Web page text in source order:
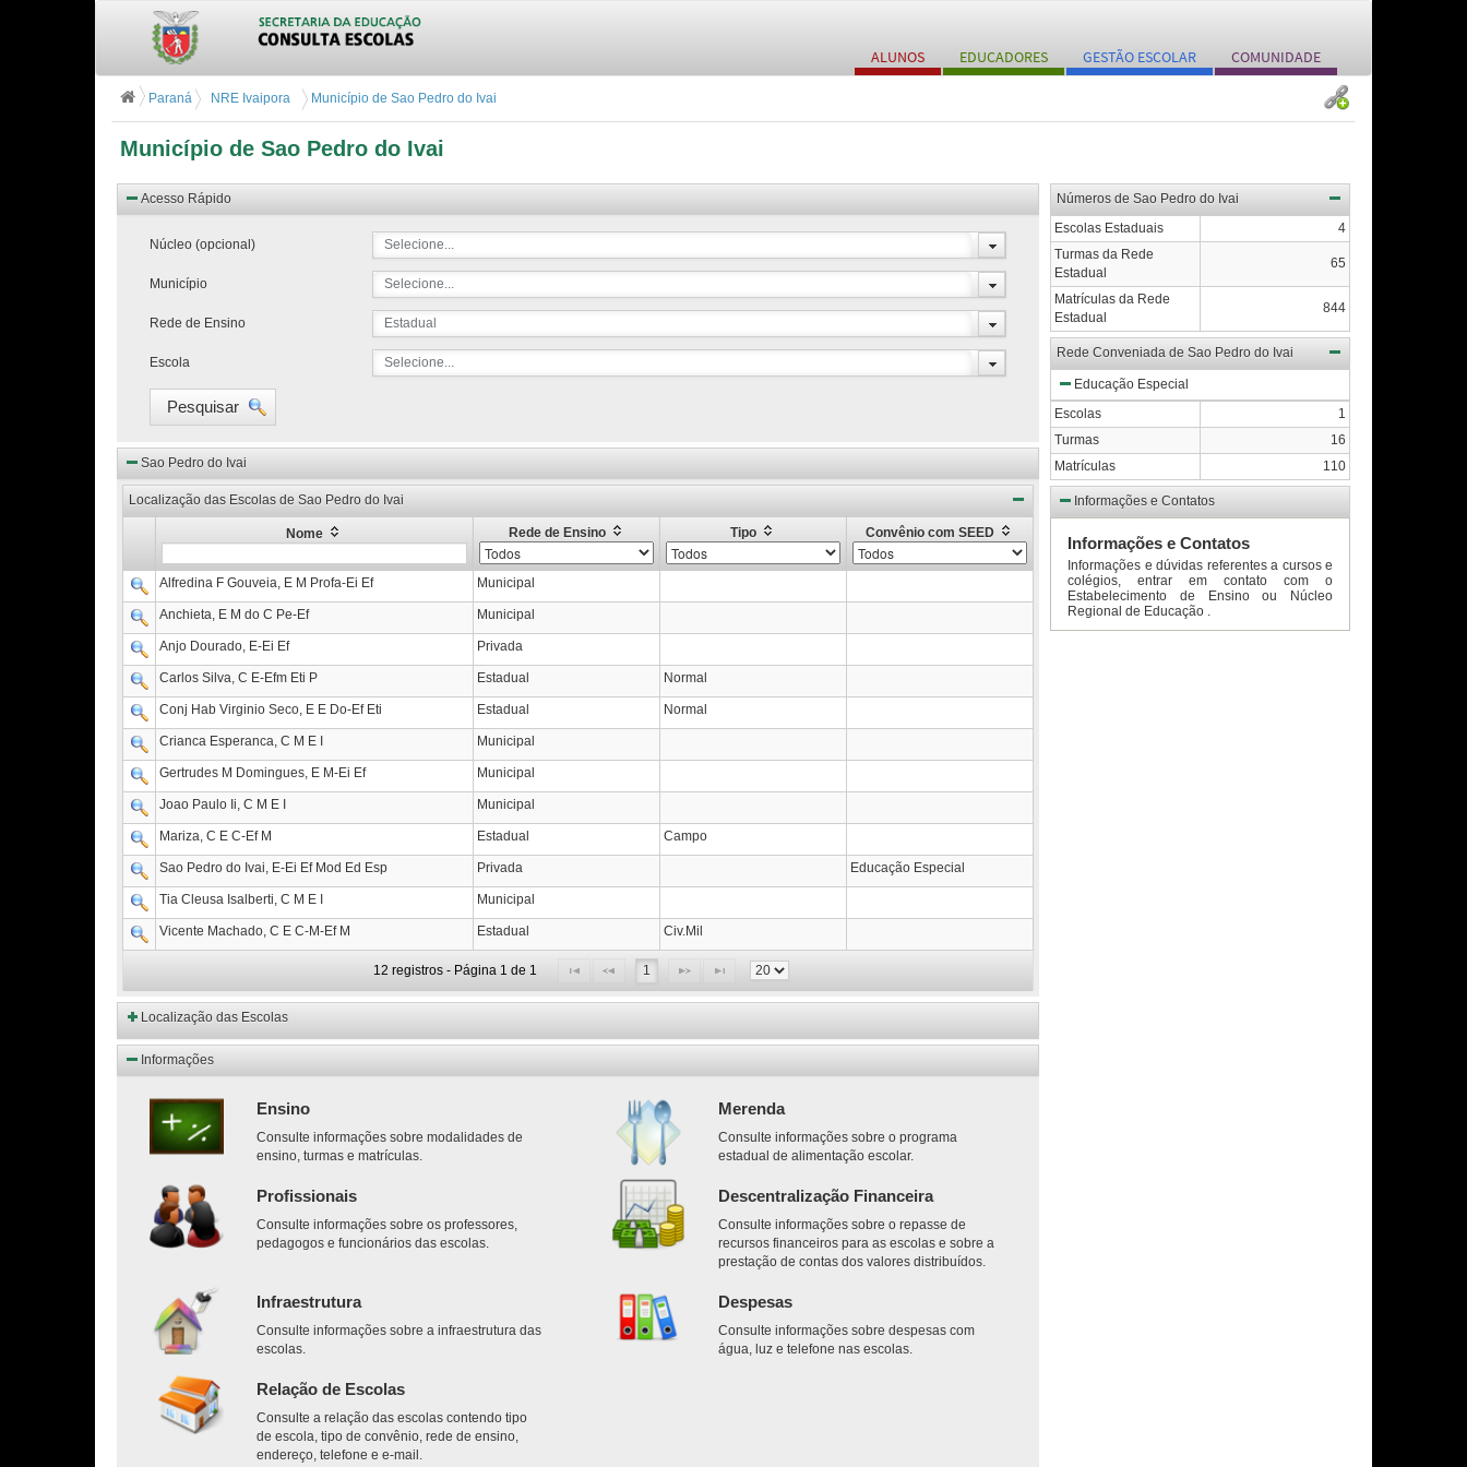
ALUNOS EDUCADORES GESTÃO ESCOLAR COMUNIDADE
Município de Sao Pedro do Ivai
Paraná NRE Ivaipora Município de Sao Pedro do Ivai
Acesso Rápido
Núcleo (opcional) Selecione...
Município Selecione...
Rede de Ensino Estadual
Escola Selecione...
Pesquisar
Sao Pedro do Ivai
Localização das Escolas de Sao Pedro do Ivai
Nome Rede de Ensino Tipo Convênio com SEED
Alfredina F Gouveia, E M Profa-Ei Ef Municipal
Anchieta, E M do C Pe-Ef Municipal
Anjo Dourado, E-Ei Ef Privada
Carlos Silva, C E-Efm Eti P Estadual Normal
Conj Hab Virginio Seco, E E Do-Ef Eti Estadual Normal
Crianca Esperanca, C M E I Municipal
Gertrudes M Domingues, E M-Ei Ef Municipal
Joao Paulo Ii, C M E I Municipal
Mariza, C E C-Ef M Estadual Campo
Sao Pedro do Ivai, E-Ei Ef Mod Ed Esp Privada Educação Especial
Tia Cleusa Isalberti, C M E I Municipal
Vicente Machado, C E C-M-Ef M Estadual Civ.Mil
12 registros - Página 1 de 1 1
Localização das Escolas
Informações
Ensino
Consulte informações sobre modalidades de
ensino, turmas e matrículas.
Merenda
Consulte informações sobre o programa
estadual de alimentação escolar.
Profissionais
Consulte informações sobre os professores,
pedagogos e funcionários das escolas.
Descentralização Financeira
Consulte informações sobre o repasse de
recursos financeiros para as escolas e sobre a
prestação de contas dos valores distribuídos.
Infraestrutura
Consulte informações sobre a infraestrutura das
escolas.
Despesas
Consulte informações sobre despesas com
água, luz e telefone nas escolas.
Relação de Escolas
Consulte a relação das escolas contendo tipo
de escola, tipo de convênio, rede de ensino,
endereço, telefone e e-mail.
Números de Sao Pedro do Ivai
Escolas Estaduais
4
Turmas da Rede
Estadual
65
Matrículas da Rede
Estadual
844
Rede Conveniada de Sao Pedro do Ivai
Educação Especial
Escolas
1
Turmas
16
Matrículas
110
Informações e Contatos
Informações e Contatos
Informações e dúvidas referentes a cursos e
colégios, entrar em contato com o
Estabelecimento de Ensino ou Núcleo
Regional de Educação .